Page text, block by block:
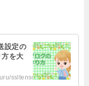
設定の
を大
ssltensohete.html